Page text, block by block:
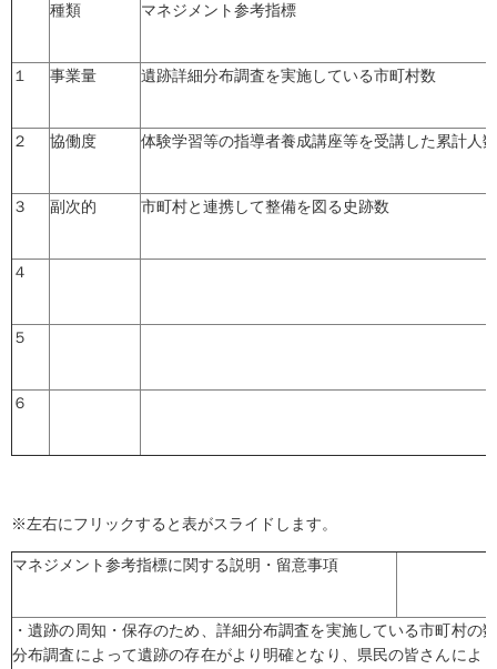
種類 マネジメント参考指標
１ 事業量 遺跡詳細分布調査を実施している市町村数
２ 協働度 体験学習等の指導者養成講座等を受講した累計人数
３ 副次的 市町村と連携して整備を図る史跡数
４
５
６
※左右にフリックすると表がスライドします。
マネジメント参考指標に関する説明・留意事項
・遺跡の周知・保存のため、詳細分布調査を実施している市町村の
分布調査によって遺跡の存在がより明確となり、県民の皆さんによ